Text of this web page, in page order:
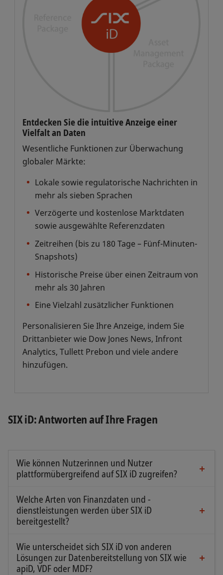
Entdecken Sie die intuitive Anzeige einer
Vielfalt an Daten
Wesentliche Funktionen zur Überwachung
globaler Märkte:
Lokale sowie regulatorische Nachrichten in
mehr als sieben Sprachen
Verzögerte und kostenlose Marktdaten
sowie ausgewählte Referenzdaten
Zeitreihen (bis zu 180 Tage – Fünf-Minuten-
Snapshots)
Historische Preise über einen Zeitraum von
mehr als 30 Jahren
Eine Vielzahl zusätzlicher Funktionen
Personalisieren Sie Ihre Anzeige, indem Sie
Drittanbieter wie Dow Jones News, Infront
Analytics, Tullett Prebon und viele andere
hinzufügen.
SIX iD: Antworten auf Ihre Fragen
Wie können Nutzerinnen und Nutzer
plattformübergreifend auf SIX iD zugreifen?
Nutzerinnen und Nutzer können je nach Vorlieben
und Bedürfnissen über verschiedene bequeme
Optionen auf SIX iD zugreifen. Die Plattform ist als
Desktop-Anwendung verfügbar, die einen
Finanzdaten bietet. Zusätzlich kann SIX iD als Web-
Anwendung über jeden Browser aufgerufen
werden, sodass Nutzerinnen und Nutzer von
Welche Arten von Finanzdaten und -
dienstleistungen werden über SIX iD
bereitgestellt?
SIX iD bietet umfassenden Zugriff auf das
gesamte Finanzdatenuniversum von SIX,
einschliesslich preisgekrönter Corporate-Actions-
Daten sowie hochwertiger Markt- und
Wie unterscheidet sich SIX iD von anderen
Lösungen zur Datenbereitstellung von SIX wie
apiD, VDF oder MDF?